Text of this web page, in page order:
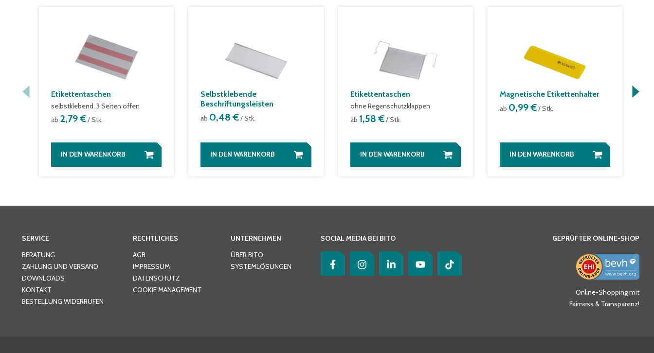
Etikettentaschen
selbstklebend, 3 Seiten offen
ab 2,79 €/ Stk.
IN DEN WARENKORB
Selbstklebende
Beschriftungsleisten
ab 0,48 €/ Stk.
IN DEN WARENKORB
Etikettentaschen
ohne Regenschutzklappen
ab 1,58 €/ Stk.
IN DEN WARENKORB
Magnetische Etikettenhalter
ab 0,99 €/ Stk.
IN DEN WARENKORB
SERVICE
BERATUNG
ZAHLUNG UND VERSAND
DOWNLOADS
KONTAKT
BESTELLUNG WIDERRUFEN
RECHTLICHES
AGB
IMPRESSUM
DATENSCHUTZ
COOKIE MANAGEMENT
UNTERNEHMEN
ÜBER BITO
SYSTEMLÖSUNGEN
SOCIAL MEDIA BEI BITO GEPRÜFTER ONLINE-SHOP
Online-Shopping mit
Fairness & Transparenz!